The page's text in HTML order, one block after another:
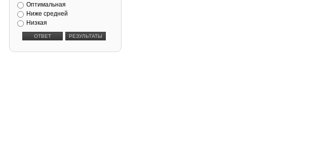
Оптимальная
Ниже средней
Низкая